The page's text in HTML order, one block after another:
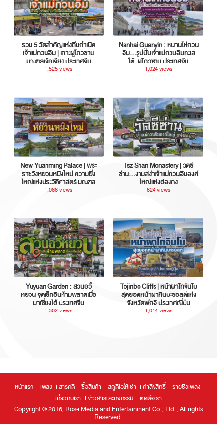
รวม 5 วัดสำคัญแห่งถิ่นกำเนิด
เจ้าแม่กวนอิม | เกาะผู่โถวซาน
มณฑลเจ้อเจียง ประเทศจีน
1,525 views
Nanhai Guanyin : หนานไห่กวน
อิม...รูปปั้นเจ้าแม่กวนอิมทะเล
ใต้, ผู่โถวซาน ประเทศจีน
1,024 views
New Yuanming Palace | พระ
ราชวังหยวนหมิงใหม่ ความยิ่ง
ใหญ่แห่งประวัติศาสตร์ มณฑล
กวางตุ้ง ประเทศจีน
1,066 views
Tsz Shan Monastery | วัดซี
ซ่าน…งามสง่าเจ้าแม่กวนอิมองค์
ใหญ่แห่งฮ่องกง
824 views
Yuyuan Garden : สวนอวี้
หยวน จุดเช็กอินห้ามพลาดเมื่อ
มาเซี่ยงไฮ้ ประเทศจีน
1,302 views
Tojinbo Cliffs | หน้าผาโทจินโบ
สุดยอดหน้าผาหินบะซอลต์แห่ง
จังหวัดฟุกุอิ ประเทศญี่ปุ่น
1,014 views
หน้าแรก เพลง สารคดี ซื้อสินค้า สตูดิโอให้เช่า ค่าลิขสิทธิ์
รายชื่อเพลง
เกี่ยวกับเรา
ข่าวสารและกิจกรรม ติดต่อเรา
Copyright ® 2016, Rose Media and Entertainment Co., Ltd., All rights
Reserved.